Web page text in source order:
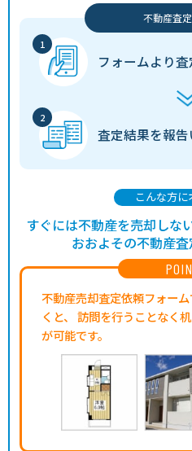
不動産査
フォームより査
査定結果を報告
不動産売却査定依頼フォー
くと、
訪問を行うことなく
が可能です。
こんな方に
すぐには不動産を売却しな
おおよその不動産